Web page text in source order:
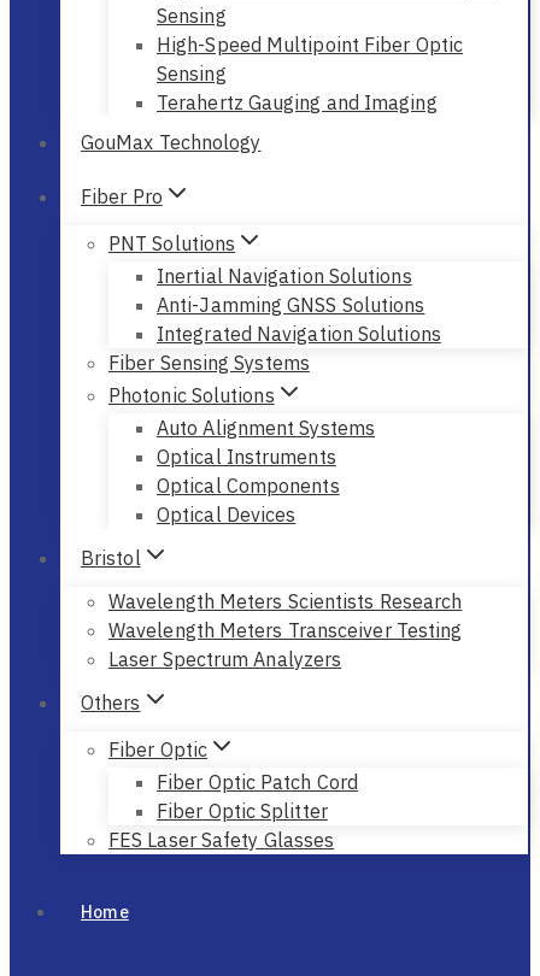
Sensing
High-Speed Multipoint Fiber Optic
Sensing
Terahertz Gauging and Imaging
GouMax Technology
Fiber Pro
PNT Solutions
Inertial Navigation Solutions
Anti-Jamming GNSS Solutions
Integrated Navigation Solutions
Fiber Sensing Systems
Photonic Solutions
Auto Alignment Systems
Optical Instruments
Optical Components
Optical Devices
Bristol
Wavelength Meters Scientists Research
Wavelength Meters Transceiver Testing
Laser Spectrum Analyzers
Others
Fiber Optic
Fiber Optic Patch Cord
Fiber Optic Splitter
FES Laser Safety Glasses
Home